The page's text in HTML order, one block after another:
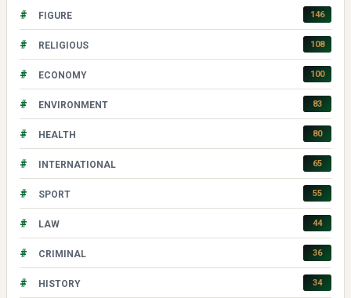
# FIGURE 146
# RELIGIOUS 108
# ECONOMY 100
# ENVIRONMENT 83
# HEALTH 80
# INTERNATIONAL 65
# SPORT 55
# LAW 44
# CRIMINAL 36
# HISTORY 34